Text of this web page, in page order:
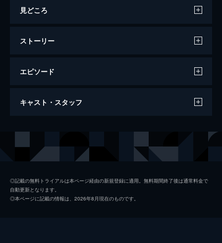
見どころ
ストーリー
エピソード
スリー・ジャスティス 孤高のアウトロー
キャスト・スタッフ
ビリー・ザ・キッド デイン・デハーン
◎記載の無料トライアルは本ページ経由の新規登録に適用。無料期間終了後は通常料金で
自動更新となります。
◎本ページに記載の情報は、2026年8月現在のものです。